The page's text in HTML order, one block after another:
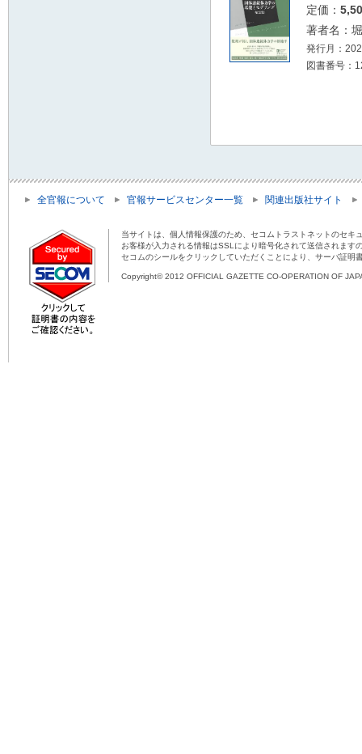
定価：
著者名：
発行月：
図書番号：
全官報について 官報サービスセンター一覧 関連出版社サイト
当サイトは、個人情報保護のため、セコムトラストネットのセキ
お客様が入力される情報はSSLにより暗号化されて送信されま
セコムのシールをクリックしていただくことにより、サーバ証明
Copyright© 2012 OFFICIAL GAZETTE CO-OPERATION OF